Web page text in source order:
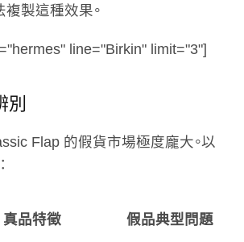
複製這種效果。
line="Birkin" limit="3"]
別
Flap 的假貨市場極度龐大。以
真品特徵
假品典型問題